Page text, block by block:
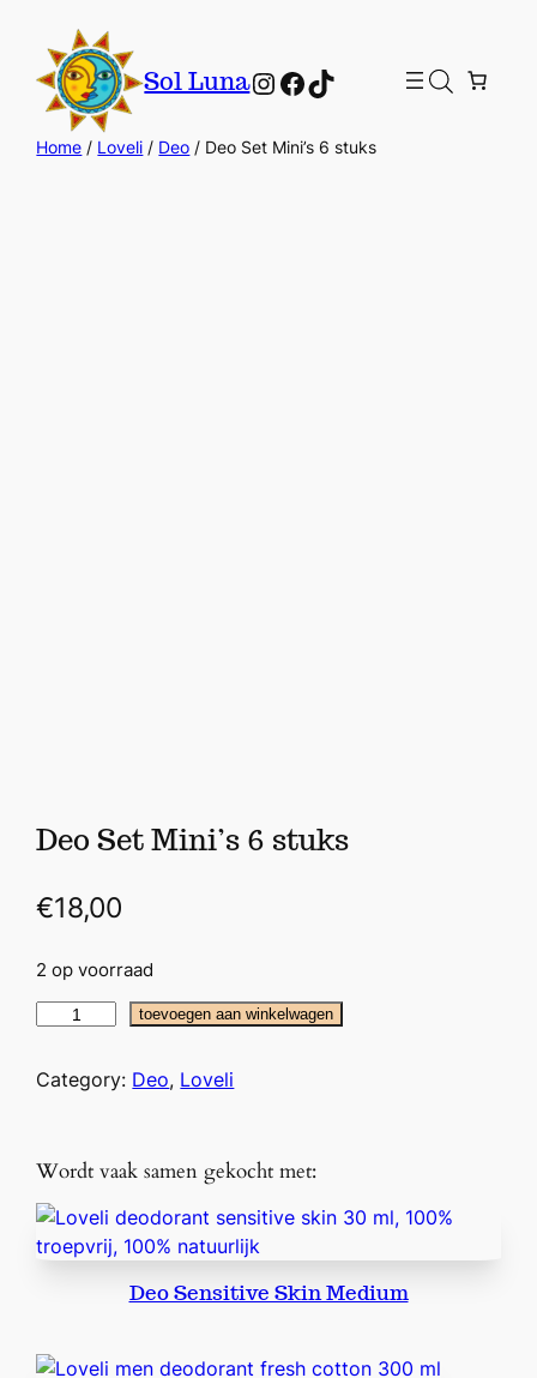
Sol LunaInstagram
Facebook
TikTok
Home / Loveli / Deo / Deo Set Mini’s 6 stuks
Deo Set Mini’s 6 stuks
€18,00
2 op voorraad
o
t
i
n
6
toevoegen aan winkelwagen
Category: Deo, Loveli
Wordt vaak samen gekocht met:
Deo Sensitive Skin Medium